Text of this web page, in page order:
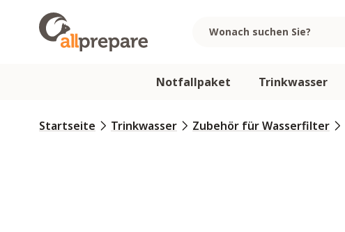
Notfallpaket Trinkwasser
Startseite Trinkwasser Zubehör für Wasserfilter